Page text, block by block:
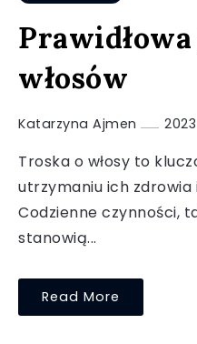
włosów
Katarzyna Ajmen
Troska o włosy to
utrzymaniu ich
Codzienne czynności,
stanowią...
Read More